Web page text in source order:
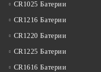
CR1025 Батерии
CR1216 Батерии
CR1220 Батерии
CR1225 Батерии
CR1616 Батерии